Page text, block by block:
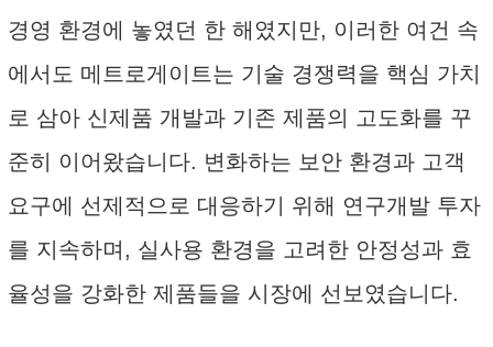
경영 환경에 놓였던 한 해였지만, 이러한 여건 속
에서도 메트로게이트는 기술 경쟁력을 핵심 가치
로 삼아 신제품 개발과 기존 제품의 고도화를 꾸
준히 이어왔습니다. 변화하는 보안 환경과 고객
요구에 선제적으로 대응하기 위해 연구개발 투자
를 지속하며, 실사용 환경을 고려한 안정성과 효
율성을 강화한 제품들을 시장에 선보였습니다.